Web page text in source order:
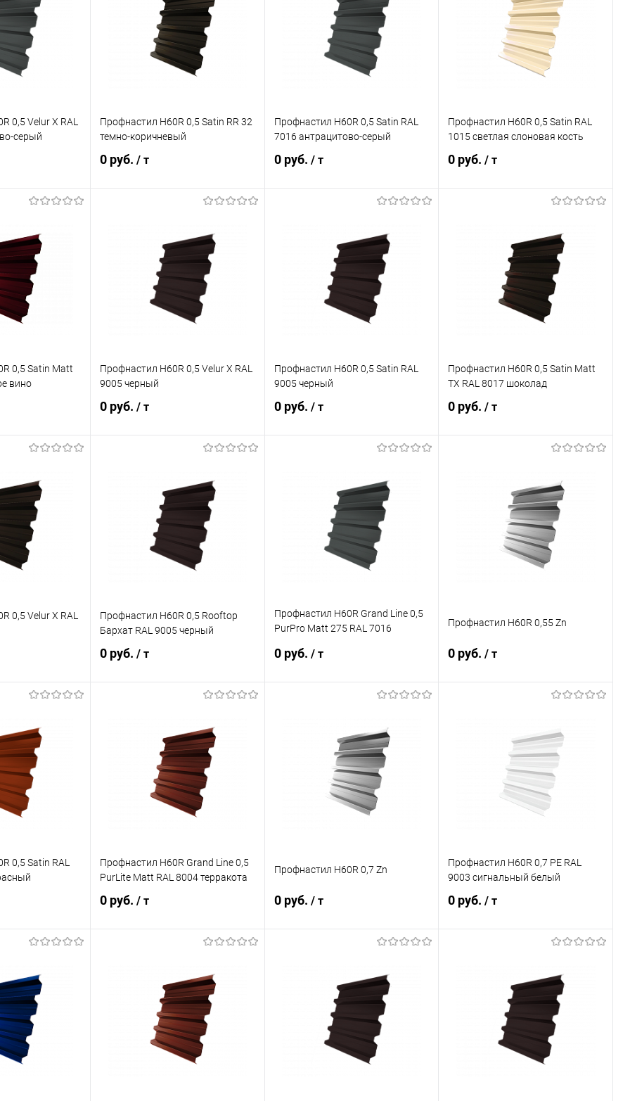
Сравнение
Под заказ
Купить в 1 клик Сравнение
В избранное Под заказ
Купить в 1 клик Сравнение
В избранное Под заказ
Купить в 1 клик Сравнение
В избранное Под заказ
0,5 Velur X RAL
серый
Сравнение
Под заказ
Профнастил Н60R 0,5 Satin RR 32
темно-коричневый
0 руб. / т
Купить в 1 клик Сравнение
В избранное Под заказ
Профнастил Н60R 0,5 Satin RAL
7016 антрацитово-серый
0 руб. / т
Купить в 1 клик Сравнение
В избранное Под заказ
Профнастил Н60R 0,5 Satin RAL
1015 светлая слоновая кость
0 руб./ т
Купить в 1 клик Сравнение
В избранное Под заказ
0,5 Satin Matt
вино
Сравнение
Под заказ
Профнастил Н60R 0,5 Velur X RAL
9005 черный
0 руб. / т
Купить в 1 клик Сравнение
В избранное Под заказ
Профнастил Н60R 0,5 Satin RAL
9005 черный
0 руб. / т
Купить в 1 клик Сравнение
В избранное Под заказ
Профнастил Н60R 0,5 Satin Matt
TX RAL 8017 шоколад
0 руб./ т
Купить в 1 клик Сравнение
В избранное Под заказ
0,5 Velur X RAL
Сравнение
Под заказ
Профнастил Н60R 0,5 Rooftop
Бархат RAL 9005 черный
0 руб. / т
Купить в 1 клик Сравнение
В избранное Под заказ
Профнастил Н60R Grand Line 0,5
PurPro Matt 275 RAL 7016
0 руб. / т
Купить в 1 клик Сравнение
В избранное Под заказ
Профнастил Н60R 0,55 Zn
0 руб./ т
Сравнение
В избранное Под заказ
0,5 Satin RAL
Сравнение
Под заказ
Профнастил Н60R Grand Line 0,5
PurLite Matt RAL 8004 терракота
0 руб. / т
Купить в 1 клик Сравнение
В избранное Под заказ
Профнастил Н60R 0,7 Zn
0 руб. / т
Купить в 1 клик Сравнение
В избранное Под заказ
Профнастил Н60R 0,7 PE RAL
9003 сигнальный белый
0 руб./ т
Купить в 1 клик Сравнение
В избранное Под заказ